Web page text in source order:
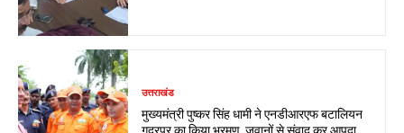
उत्तराखंड
मुख्यमंत्री पुष्कर सिंह धामी ने एनडीआरएफ बटालियन